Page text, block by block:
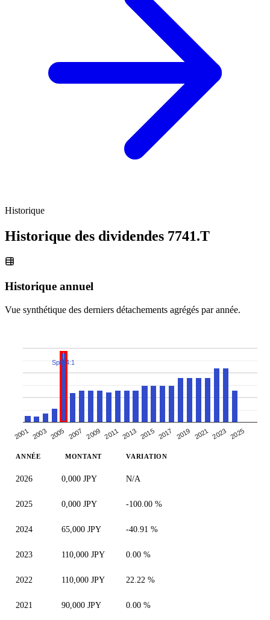
Historique
Historique des dividendes 7741.T
Historique annuel
Vue synthétique des derniers détachements agrégés par année.
2001 2003 2005 2007 2009 2011 2013 2015 2017 2019 2021 2023 2025
Split 4:1
ANNÉE MONTANT VARIATION
2026 0,000 JPY N/A
2025 0,000 JPY -100.00 %
2024 65,000 JPY -40.91 %
2023 110,000 JPY 0.00 %
2022 110,000 JPY 22.22 %
2021 90,000 JPY 0.00 %